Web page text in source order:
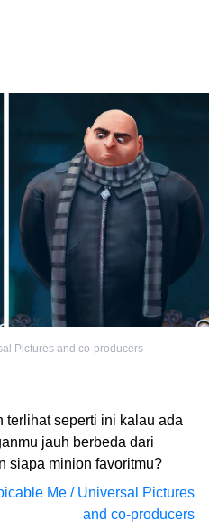
Pictures and co-producers
terlihat seperti ini kalau ada
jauh berbeda dari
siapa minion favoritmu?
Me / Universal Pictures
and co-producers